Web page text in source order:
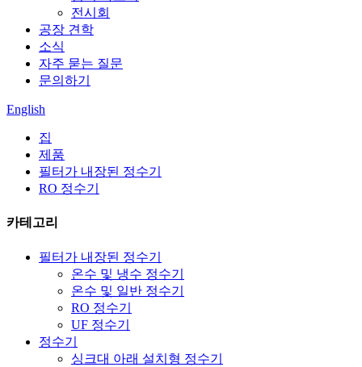
전시회
공장 견학
소식
자주 묻는 질문
문의하기
English
집
제품
필터가 내장된 정수기
RO 정수기
카테고리
필터가 내장된 정수기
온수 및 냉수 정수기
온수 및 일반 정수기
RO 정수기
UF 정수기
정수기
싱크대 아래 설치형 정수기